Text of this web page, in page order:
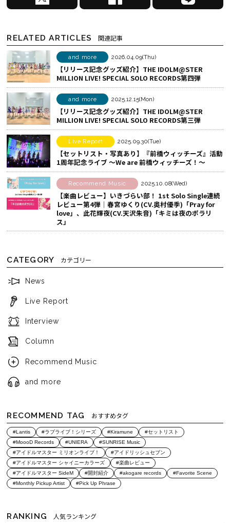
で
ア
す
る
a
b
o
o
k
で
シ
ェ
す
る
I
シ
ェ
ア
RELATED ARTICLES 関連記事
and more 2026.04.09(Thu)
【リリース記念グッズ紹介】THE IDOLM@STER
MILLION LIVE! SPECIAL SOLO RECORDS第四弾
and more 2025.12.15(Mon)
【リリース記念グッズ紹介】THE IDOLM@STER
MILLION LIVE! SPECIAL SOLO RECORDS第三弾
Live Report 2025.09.30(Tue)
【セットリスト・写真あり】『前橋ウィッチーズ』活動
1周年記念ライブ ～We are 前橋ウィッチーズ！～
Recommend Music 2025.10.08(Wed)
【楽曲レビュー】いきづらい部！ 1st Solo Single連続
レビュー第4弾│春宮ゆくり(CV.奥村優季)「Pray for
love」、此花輝夜(CV.天沢朱音)「キミは夜のポラリ
ス」
CATEGORY カテゴリー
News
Live Report
Interview
Column
Recommend Music
and more
RECOMMEND TAG おすすめタグ
#Lantis #ラブライブ！シリーズ #Kiramune
#セットリスト
#MoooD Records
#UNIERA
#SUNRISE Music
#アイドルマスター ミリオンライブ！
#アイドリッシュセブン
#アイドルマスター シャイニーカラーズ
#楽曲レビュー
#アイドルマスター SideM
#開封紹介 #akogare records
#Favorite Scene
#Monthly Pickup Artist
#Pick Up Phrase
RANKING 人気ランキング